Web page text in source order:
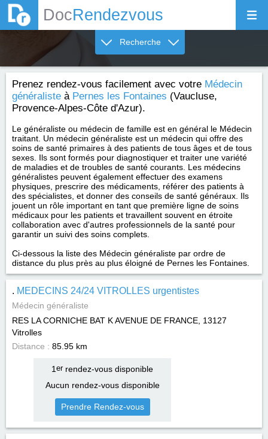
DocRendezvous
Recherche
Prenez rendez-vous facilement avec votre Médecin
généraliste à Pernes les Fontaines (Vaucluse,
Provence-Alpes-Côte d'Azur).
Le généraliste ou médecin de famille est en général le Médecin
traitant. Un médecin généraliste est un médecin qui offre des
soins de santé primaires à des patients de tous âges et de tous
sexes. Ils sont formés pour diagnostiquer et traiter une variété
de maladies et de troubles de santé courants. Les médecins
généralistes peuvent également effectuer des examens
physiques, prescrire des médicaments, référer des patients à
des spécialistes, et donner des conseils de santé généraux. Ils
jouent un rôle important en tant que première ligne de soins
médicaux pour les patients et travaillent souvent en étroite
collaboration avec d'autres professionnels de la santé pour
garantir un suivi des soins complets.
Ci-dessous la liste des Médecin généraliste par ordre de
distance du plus près au plus éloigné de Pernes les Fontaines.
. MEDECINS 24/24 VITROLLES urgentistes
Médecin généraliste
RES LA CORNICHE BAT K AVENUE DE FRANCE, 13127
Vitrolles
Distance : 85.95 km
1 errendez-vous disponible
Aucun rendez-vous disponible
Prendre Rendez-vous